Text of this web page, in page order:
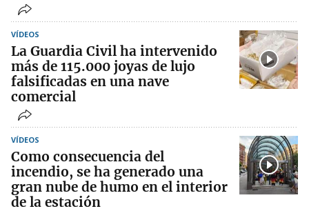
VÍDEOS
La Guardia Civil ha intervenido
más de 115.000 joyas de lujo
falsificadas en una nave
comercial
VÍDEOS
Como consecuencia del
incendio, se ha generado una
gran nube de humo en el interior
de la estación